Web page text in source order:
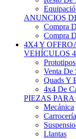
ANUNCIOS
Compra
Compra
4X4 Y
VEHÍCULOS
Prototipos
Venta De
Quads Y
4x4 De
PIEZAS
Mecánica
Carrocería
Llantas